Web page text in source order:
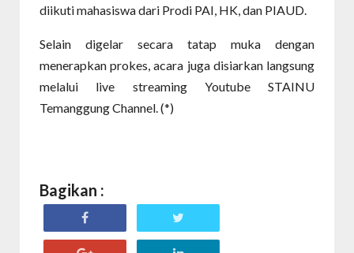
diikuti mahasiswa dari Prodi PAI, HK, dan PIAUD.
Selain digelar secara tatap muka dengan
menerapkan prokes, acara juga disiarkan langsung
melalui live streaming Youtube STAINU
Temanggung Channel. (*)
Bagikan :